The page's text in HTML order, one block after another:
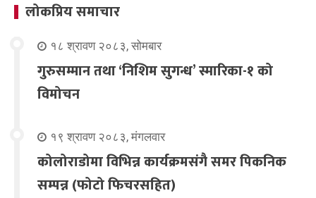
लोकप्रिय समाचार
१८ श्रावण २०८३, सोमबार
गुरुसम्मान तथा ‘निशिम सुगन्ध’ स्मारिका-१ को
विमोचन
१९ श्रावण २०८३, मंगलवार
कोलोराडोमा विभिन्न कार्यक्रमसंगै समर पिकनिक
सम्पन्न (फोटो फिचरसहित)